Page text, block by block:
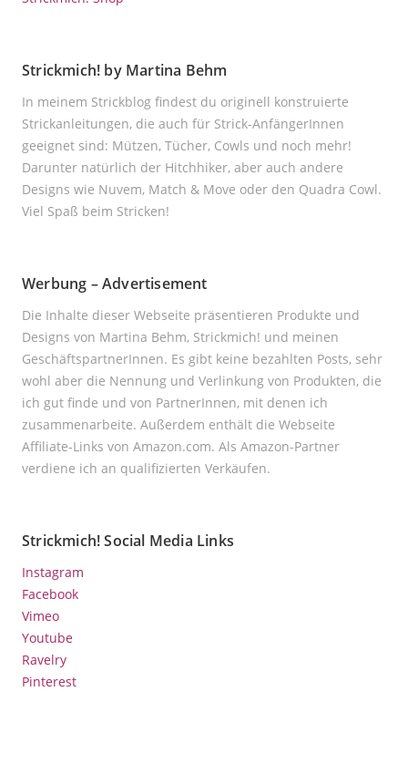
Strickmich! by Martina Behm
In meinem Strickblog findest du originell konstruierte
Strickanleitungen, die auch für Strick-AnfängerInnen
geeignet sind: Mützen, Tücher, Cowls und noch mehr!
Darunter natürlich der Hitchhiker, aber auch andere
Designs wie Nuvem, Match & Move oder den Quadra Cowl.
Viel Spaß beim Stricken!
Werbung – Advertisement
Die Inhalte dieser Webseite präsentieren Produkte und
Designs von Martina Behm, Strickmich! und meinen
GeschäftspartnerInnen. Es gibt keine bezahlten Posts, sehr
wohl aber die Nennung und Verlinkung von Produkten, die
ich gut finde und von PartnerInnen, mit denen ich
zusammenarbeite. Außerdem enthält die Webseite
Affiliate-Links von Amazon.com. Als Amazon-Partner
verdiene ich an qualifizierten Verkäufen.
Strickmich! Social Media Links
Instagram
Facebook
Vimeo
Youtube
Ravelry
Pinterest